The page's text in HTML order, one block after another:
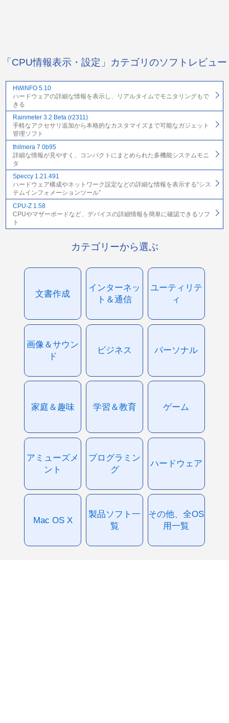
「CPU情報表示・設定」カテゴリのソフトレビュー
HWiNFO 5.10
ハードウェアの詳細な情報を表示し、リアルタイムでモニタリングもで
きる
Rainmeter 3.2 Beta (r2311)
手軽なアクセサリ追加から本格的なカスタマイズまで可能なガジェット
管理ソフト
thilmera 7 0b95
詳細な情報が見やすく、コンパクトにまとめられた多機能システムモニ
タ
Speccy 1.21.491
ハードウェア構成やネットワーク設定などの詳細な情報を表示する“シス
テムインフォメーションツール”
CPU-Z 1.58
CPUやマザーボードなど、デバイスの詳細情報を簡単に確認できるソフ
ト
カテゴリーから選ぶ
文書作成
インターネッ
ト＆通信
ユーティリテ
ィ
画像＆サウン
ド
ビジネス パーソナル
家庭＆趣味 学習＆教育 ゲーム
アミューズメ
ント
プログラミン
グ
ハードウェア
Mac OS X
製品ソフト一
覧
その他、全OS
用一覧